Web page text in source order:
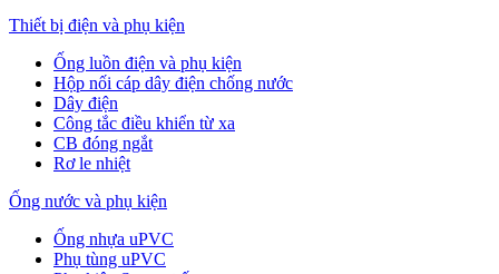
Thiết bị điện và phụ kiện
Ống luồn điện và phụ kiện
Hộp nối cáp dây điện chống nước
Dây điện
Công tắc điều khiển từ xa
CB đóng ngắt
Rơ le nhiệt
Ống nước và phụ kiện
Ống nhựa uPVC
Phụ tùng uPVC